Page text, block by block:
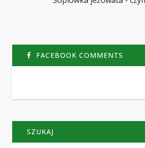
FACEBOOK COMMENTS
SZUKAJ